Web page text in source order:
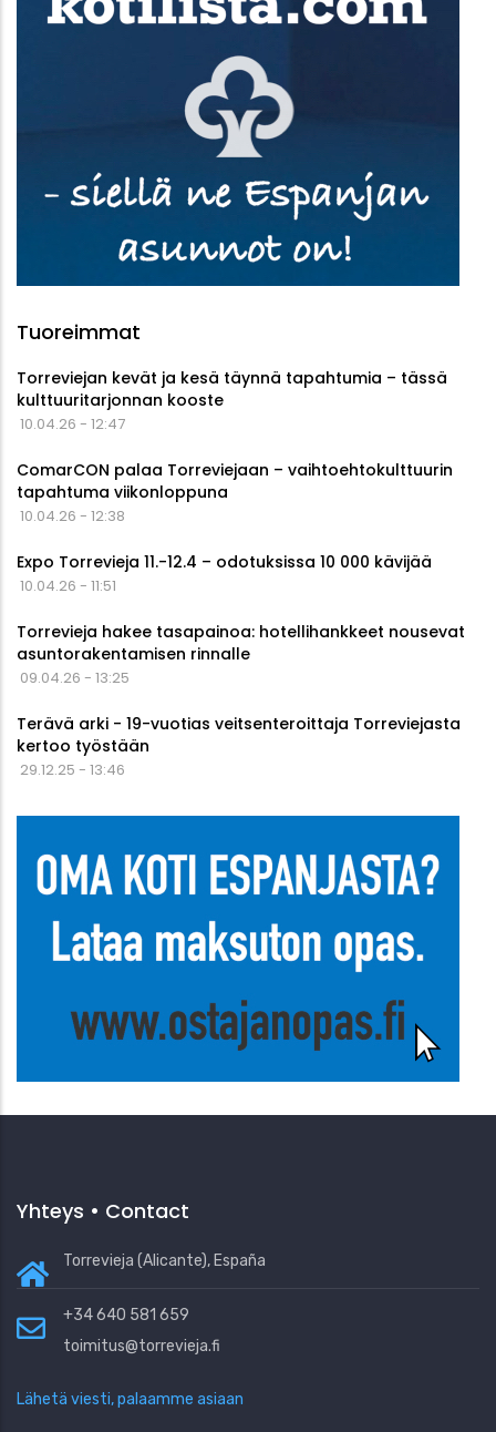
Tuoreimmat
Torreviejan kevät ja kesä täynnä tapahtumia – tässä
kulttuuritarjonnan kooste
10.04.26 - 12:47
ComarCON palaa Torreviejaan – vaihtoehtokulttuurin
tapahtuma viikonloppuna
10.04.26 - 12:38
Expo Torrevieja 11.-12.4 – odotuksissa 10 000 kävijää
10.04.26 - 11:51
Torrevieja hakee tasapainoa: hotellihankkeet nousevat
asuntorakentamisen rinnalle
09.04.26 - 13:25
Terävä arki - 19-vuotias veitsenteroittaja Torreviejasta
kertoo työstään
29.12.25 - 13:46
Yhteys • Contact
Torrevieja (Alicante), España
+34 640 581 659
toimitus@torrevieja.fi
Lähetä viesti, palaamme asiaan